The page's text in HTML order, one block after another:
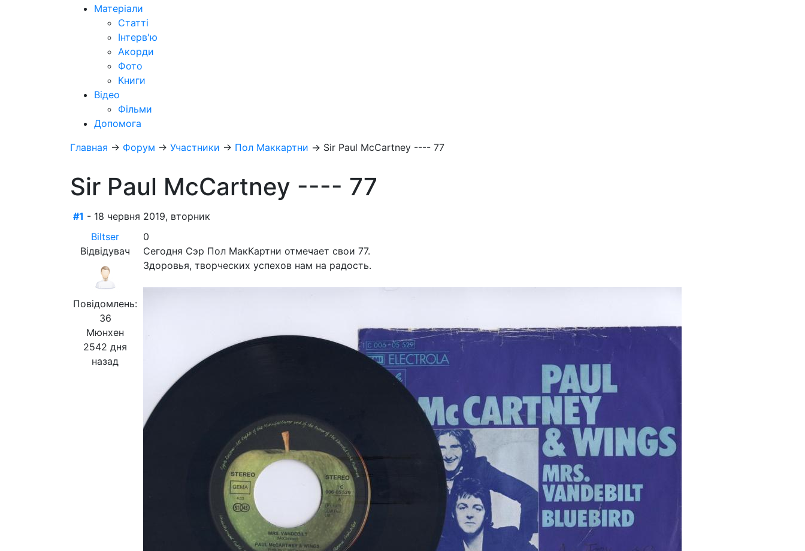
Матеріали
Статті
Інтерв'ю
Акорди
Фото
Книги
Відео
Фільми
Допомога
Главная → Форум → Участники → Пол Маккартни → Sir Paul McCartney ---- 77
Sir Paul McCartney ---- 77
#1 - 18 червня 2019, вторник
Biltser
Відвідувач
Повідомлень:
36
Мюнхен
2542 дня
назад
0
Сегодня Сэр Пол МакКартни отмечает свои 77.
Здоровья, творческих успехов нам на радость.